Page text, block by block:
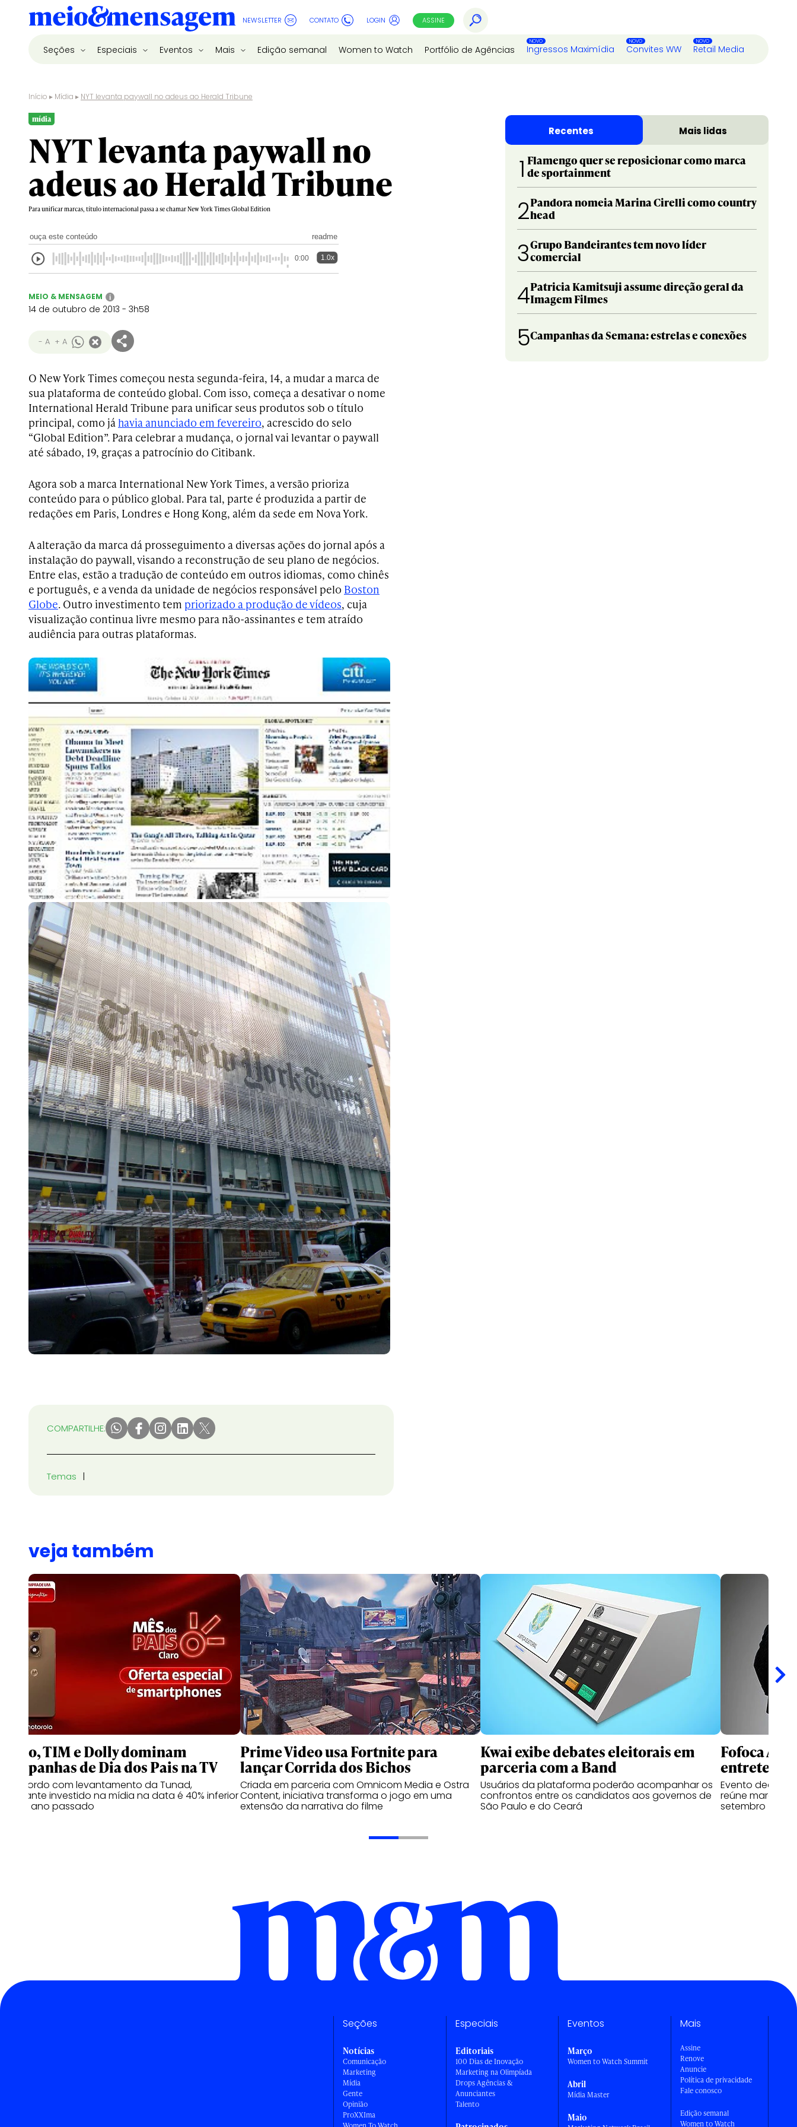
NEWSLETTER CONTATO LOGIN ASSINE
Seções Especiais Eventos Mais Edição semanal Women to Watch Portfólio de Agências Ingressos Maximídia Convites WW Retail Media
Início ▸ Mídia ▸ NYT levanta paywall no adeus ao Herald Tribune
mídia
NYT levanta paywall no
adeus ao Herald Tribune
Para unificar marcas, título internacional passa a se chamar New York Times Global Edition
ouça este conteúdo readme
0:00 1.0x
MEIO & MENSAGEM i
14 de outubro de 2013 - 3h58
- A + A
O New York Times começou nesta segunda-feira, 14, a mudar a marca de
sua plataforma de conteúdo global. Com isso, começa a desativar o nome
International Herald Tribune para unificar seus produtos sob o título
principal, como já havia anunciado em fevereiro, acrescido do selo
“Global Edition”. Para celebrar a mudança, o jornal vai levantar o paywall
até sábado, 19, graças a patrocínio do Citibank.
Agora sob a marca International New York Times, a versão prioriza
conteúdo para o público global. Para tal, parte é produzida a partir de
redações em Paris, Londres e Hong Kong, além da sede em Nova York.
A alteração da marca dá prosseguimento a diversas ações do jornal após a
instalação do paywall, visando a reconstrução de seu plano de negócios.
Entre elas, estão a tradução de conteúdo em outros idiomas, como chinês
e português, e a venda da unidade de negócios responsável pelo Boston
Globe. Outro investimento tem priorizado a produção de vídeos, cuja
visualização continua livre mesmo para não-assinantes e tem atraído
audiência para outras plataformas.
COMPARTILHE:
Temas
Recentes Mais lidas
1 Flamengo quer se reposicionar como marca
de sportainment
2Pandora nomeia Marina Cirelli como country
head
3Grupo Bandeirantes tem novo líder
comercial
4Patricia Kamitsuji assume direção geral da
Imagem Filmes
5Campanhas da Semana: estrelas e conexões
veja também
Claro, TIM e Dolly dominam
campanhas de Dia dos Pais na TV
De acordo com levantamento da Tunad,
montante investido na mídia na data é 40% inferior
ao do ano passado
Prime Video usa Fortnite para
lançar Corrida dos Bichos
Criada em parceria com Omnicom Media e Ostra
Content, iniciativa transforma o jogo em uma
extensão da narrativa do filme
Kwai exibe debates eleitorais em
parceria com a Band
Usuários da plataforma poderão acompanhar os
confrontos entre os candidatos aos governos de
São Paulo e do Ceará
Fofoca
Evento
reúne marcas,
setembro
Seções
Notícias
Comunicação
Marketing
Mídia
Gente
Opinião
ProXXIma
Especiais
Editoriais
100 Dias de Inovação
Marketing na Olimpíada
Drops Agências &
Anunciantes
Talento
Eventos
Março
Women to Watch Summit
Abril
Mídia Master
Maio
Mais
Assine
Renove
Anuncie
Política de privacidade
Fale conosco
Edição semanal
Women to Watch